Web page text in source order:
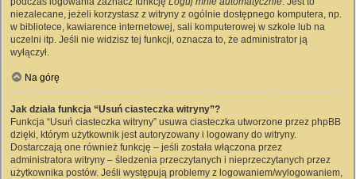
niezalecane, jeżeli korzystasz z witryny z ogólnie dostępnego komputera, np.
w bibliotece, kawiarence internetowej, sali komputerowej w szkole lub na
uczelni itp. Jeśli nie widzisz tej funkcji, oznacza to, że administrator ją
wyłączył.
Na górę
Jak działa funkcja “Usuń ciasteczka witryny”?
Funkcja “Usuń ciasteczka witryny” usuwa ciasteczka utworzone przez phpBB
dzięki, którym użytkownik jest autoryzowany i logowany do witryny.
Dostarczają one również funkcję – jeśli została włączona przez
administratora witryny – śledzenia przeczytanych i nieprzeczytanych przez
użytkownika postów. Jeśli występują problemy z logowaniem/wylogowaniem,